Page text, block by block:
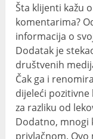
Šta klijenti kažu
komentarima?
informacija o
Dodatak je
društvenih
Čak ga i
dijeleći
za razliku od
Dodatno,
privlačnom.